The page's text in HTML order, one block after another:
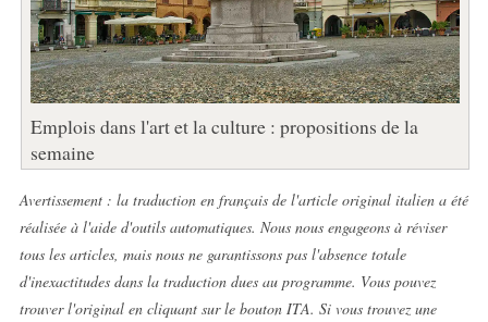
Emplois dans l'art et la culture : propositions de la
semaine
Avertissement : la traduction en français de l'article original italien a été
réalisée à l'aide d'outils automatiques. Nous nous engageons à réviser
tous les articles, mais nous ne garantissons pas l'absence totale
d'inexactitudes dans la traduction dues au programme. Vous pouvez
trouver l'original en cliquant sur le bouton ITA. Si vous trouvez une